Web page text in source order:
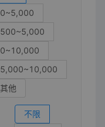
0~5,000
500~5,000
0~10,000
5,000~10,000
其他
不限